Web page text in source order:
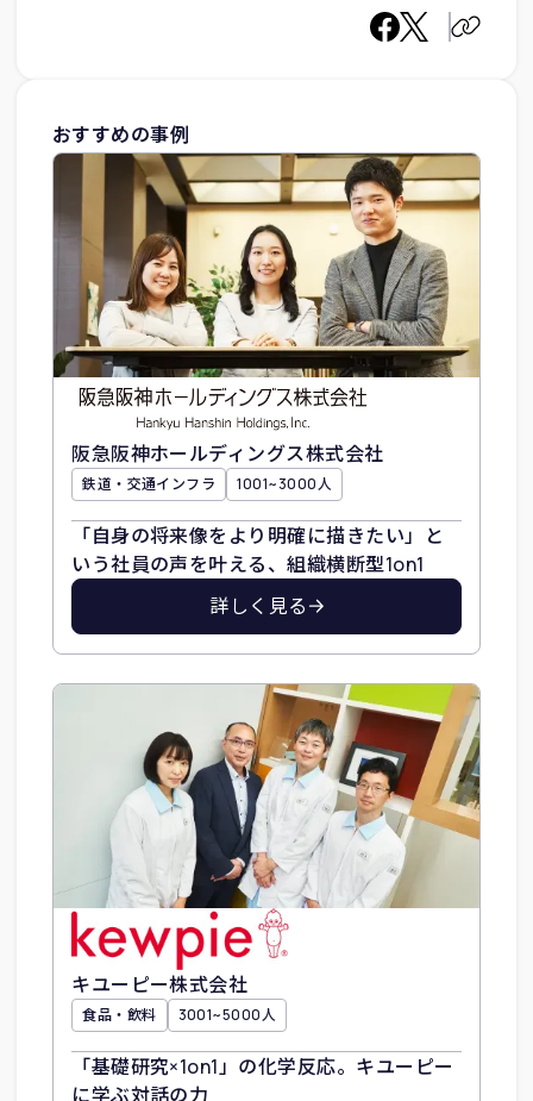
おすすめの事例
阪急阪神ホールディングス株式会社
鉄道・交通インフラ 1001~3000人
「自身の将来像をより明確に描きたい」と
いう社員の声を叶える、組織横断型1on1
詳しく見る
キユーピー株式会社
食品・飲料 3001~5000人
「基礎研究×1on1」の化学反応。キユーピー
に学ぶ対話の力